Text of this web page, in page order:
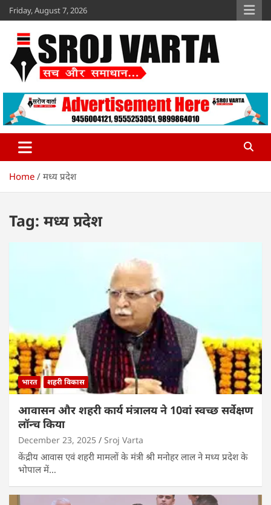
Skip
to
content
Friday, August 7, 2026
Sroj Varta
www.srojvarta.in
Home मध्य प्रदेश
Tag: मध्य प्रदेश
भारत शहरी विकास
आवासन और शहरी कार्य मंत्रालय ने 10वां स्वच्छ सर्वेक्षण
लॉन्च किया
December 23, 2025 Sroj Varta
केंद्रीय आवास एवं शहरी मामलों के मंत्री श्री मनोहर लाल ने मध्य प्रदेश के
भोपाल में…